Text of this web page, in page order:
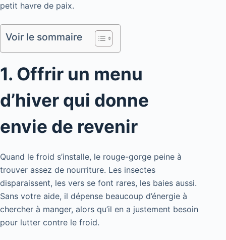
petit havre de paix.
Voir le sommaire
1. Offrir un menu
d’hiver qui donne
envie de revenir
Quand le froid s’installe, le rouge-gorge peine à
trouver assez de nourriture. Les insectes
disparaissent, les vers se font rares, les baies aussi.
Sans votre aide, il dépense beaucoup d’énergie à
chercher à manger, alors qu’il en a justement besoin
pour lutter contre le froid.